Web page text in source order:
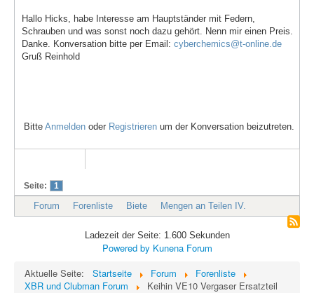
Hallo Hicks, habe Interesse am Hauptständer mit Federn,
Schrauben und was sonst noch dazu gehört. Nenn mir einen Preis.
Danke. Konversation bitte per Email: cyberchemics@t-online.de
Gruß Reinhold
Bitte Anmelden oder Registrieren um der Konversation beizutreten.
Seite: 1
Forum Forenliste Biete Mengen an Teilen IV.
Ladezeit der Seite: 1.600 Sekunden
Powered by Kunena Forum
Aktuelle Seite:
Startseite Forum
Forenliste
XBR und Clubman Forum
Keihin VE10 Vergaser Ersatzteil